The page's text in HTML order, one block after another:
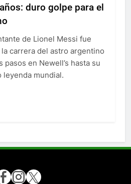
duro golpe para el
de Lionel Messi fue
carrera del astro argentino
en Newell’s hasta su
leyenda mundial.